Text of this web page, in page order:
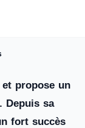
propose un
Depuis sa
fort succès